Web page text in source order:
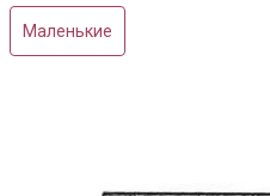
Маленькие